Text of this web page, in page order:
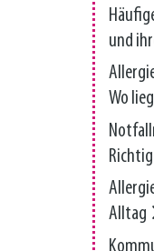
und
Wo
Alltag